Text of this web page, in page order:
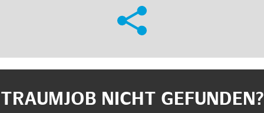
TRAUMJOB NICHT GEFUNDEN?